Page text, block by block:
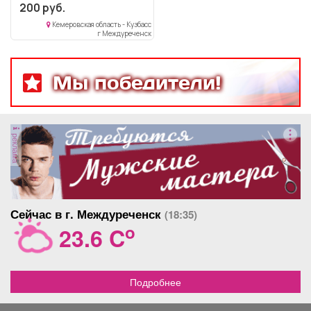
творчеством или приема
пищи. Самовывоз.
200 руб.
Кемеровская область - Кузбасс
г Междуреченск
Мы победители!
реклама
Сейчас в г. Междуреченск (18:35)
23.6 Co
Подробнее